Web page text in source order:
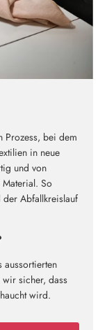
Prozess, bei dem
in neue
und von
So
der Abfallkreislauf
aussortierten
sicher, dass
wird.